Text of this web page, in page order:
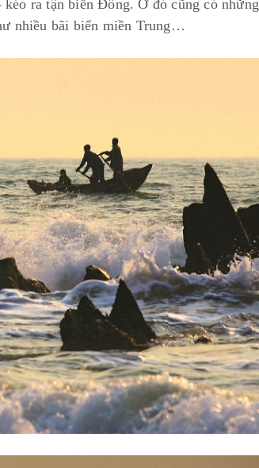
ra tận biển Đông. Ở đó cũng có những
nhiều bãi biển miền Trung…